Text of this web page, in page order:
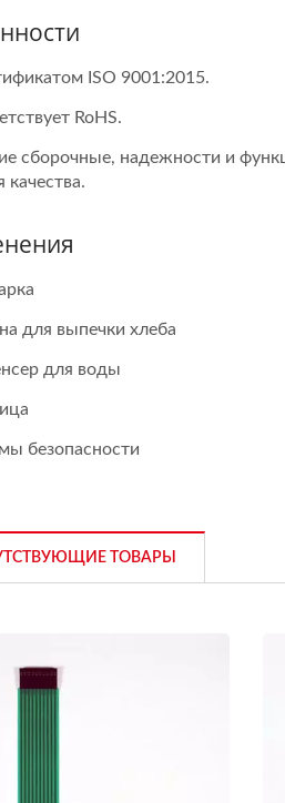
ISO 9001:2015.
RoHS.
сборочные, надежности и
качества.
для выпечки хлеба
для воды
безопасности
ТОВАРЫ
Мембранный
С
Дисплеем